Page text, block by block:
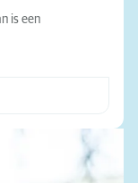
is een